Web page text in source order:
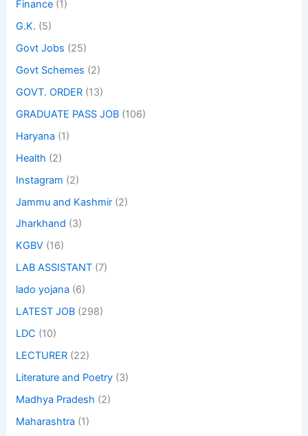
Finance (1)
G.K. (5)
Govt Jobs (25)
Govt Schemes (2)
GOVT. ORDER (13)
GRADUATE PASS JOB (106)
Haryana (1)
Health (2)
Instagram (2)
Jammu and Kashmir (2)
Jharkhand (3)
KGBV (16)
LAB ASSISTANT (7)
lado yojana (6)
LATEST JOB (298)
LDC (10)
LECTURER (22)
Literature and Poetry (3)
Madhya Pradesh (2)
Maharashtra (1)